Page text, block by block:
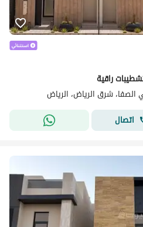
راقية
الصفا، شرق الرياض، الرياض
اتصال